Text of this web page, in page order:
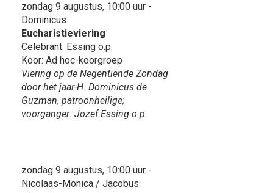
zondag 9 augustus, 10:00 uur -
Dominicus
Eucharistieviering
Celebrant: Essing o.p.
Koor: Ad hoc-koorgroep
Viering op de Negentiende Zondag
door het jaar-H. Dominicus de
Guzman, patroonheilige;
voorganger: Jozef Essing o.p.
zondag 9 augustus, 10:00 uur -
Nicolaas-Monica / Jacobus